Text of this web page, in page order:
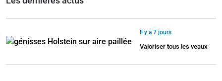
Il y a 7 jours
Valoriser tous les veaux